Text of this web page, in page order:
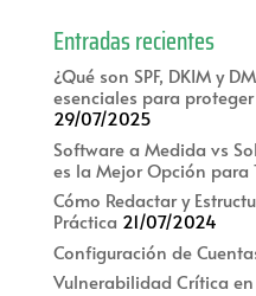
Entradas recientes
¿Qué son SPF, DKIM y
esenciales para
29/07/2025
Software a Medida vs
es la Mejor Opción para
Cómo Redactar y
Práctica 21/07/2024
Configuración de
Vulnerabilidad Crítica